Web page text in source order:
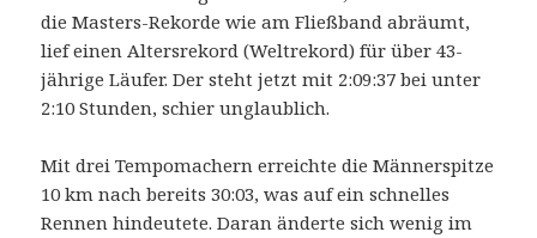
die Masters-Rekorde wie am Fließband abräumt,
lief einen Altersrekord (Weltrekord) für über 43-
jährige Läufer. Der steht jetzt mit 2:09:37 bei unter
2:10 Stunden, schier unglaublich.
Mit drei Tempomachern erreichte die Männerspitze
10 km nach bereits 30:03, was auf ein schnelles
Rennen hindeutete. Daran änderte sich wenig im